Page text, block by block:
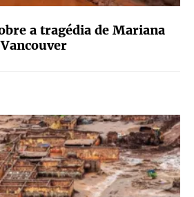
a tragédia de Mariana